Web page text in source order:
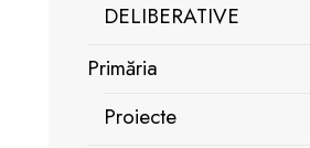
DELIBERATIVE
Primăria
Proiecte